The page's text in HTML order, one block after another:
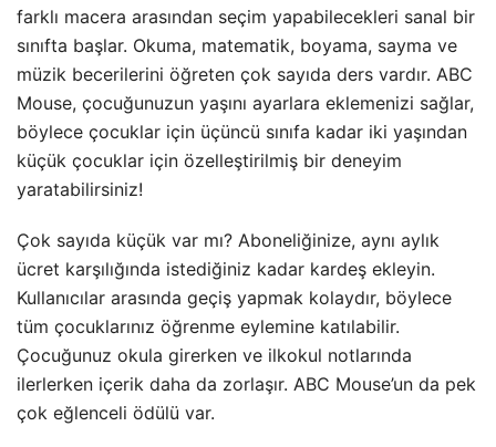
farklı macera arasından seçim yapabilecekleri sanal bir
sınıfta başlar. Okuma, matematik, boyama, sayma ve
müzik becerilerini öğreten çok sayıda ders vardır. ABC
Mouse, çocuğunuzun yaşını ayarlara eklemenizi sağlar,
böylece çocuklar için üçüncü sınıfa kadar iki yaşından
küçük çocuklar için özelleştirilmiş bir deneyim
yaratabilirsiniz!
Çok sayıda küçük var mı? Aboneliğinize, aynı aylık
ücret karşılığında istediğiniz kadar kardeş ekleyin.
Kullanıcılar arasında geçiş yapmak kolaydır, böylece
tüm çocuklarınız öğrenme eylemine katılabilir.
Çocuğunuz okula girerken ve ilkokul notlarında
ilerlerken içerik daha da zorlaşır. ABC Mouse’un da pek
çok eğlenceli ödülü var.